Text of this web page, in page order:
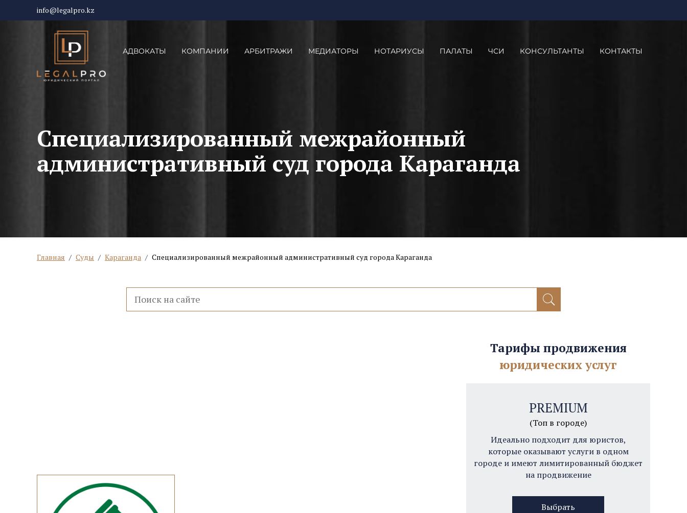
info@legalpro.kz
АДВОКАТЫ КОМПАНИИ АРБИТРАЖИ МЕДИАТОРЫ НОТАРИУСЫ ПАЛАТЫ ЧСИ КОНСУЛЬТАНТЫ КОНТАКТЫ
Специализированный межрайонный
административный суд города Караганда
Главная / Суды / Караганда / Специализированный межрайонный административный суд города Караганда
Тарифы продвижения
юридических услуг
PREMIUM
(Топ в городе)
Идеально подходит для юристов,
которые оказывают услуги в одном
городе и имеют лимитированный бюджет
на продвижение
Выбрать